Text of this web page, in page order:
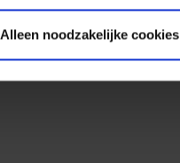
Alleen noodzakelijke cookies